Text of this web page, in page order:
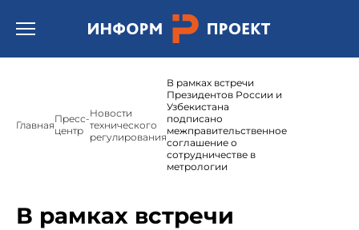
Открыть бургер меню.
ГлавнаяПресс-
центр
Новости
технического
регулирования
В рамках встречи
Президентов России и
Узбекистана
подписано
межправительственное
соглашение о
сотрудничестве в
метрологии
В рамках встречи